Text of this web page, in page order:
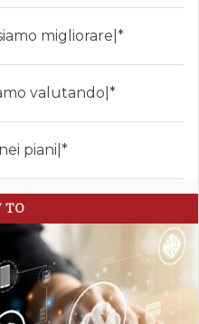
migliorare|*
valutando|*
piani|*
TO